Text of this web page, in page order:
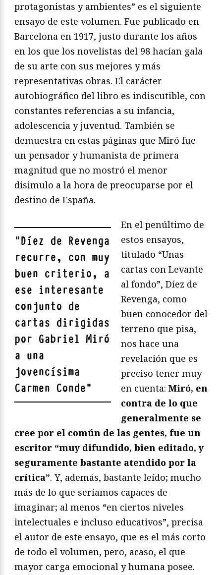
protagonistas y ambientes” es el siguiente
ensayo de este volumen. Fue publicado en
Barcelona en 1917, justo durante los años
en los que los novelistas del 98 hacían gala
de su arte con sus mejores y más
representativas obras. El carácter
autobiográfico del libro es indiscutible, con
constantes referencias a su infancia,
adolescencia y juventud. También se
demuestra en estas páginas que Miró fue
un pensador y humanista de primera
magnitud que no mostró el menor
disimulo a la hora de preocuparse por el
destino de España.
"Díez de Revenga
recurre, con muy
buen criterio, a
ese interesante
conjunto de
cartas dirigidas
por Gabriel Miró
a una
jovencísima
Carmen Conde"
En el penúltimo de
estos ensayos,
titulado “Unas
cartas con Levante
al fondo”, Díez de
Revenga, como
buen conocedor del
terreno que pisa,
nos hace una
revelación que es
preciso tener muy
en cuenta: Miró, en
contra de lo que
generalmente se
cree por el común de las gentes, fue un
escritor “muy difundido, bien editado, y
seguramente bastante atendido por la
crítica”. Y, además, bastante leído; mucho
más de lo que seríamos capaces de
imaginar; al menos “en ciertos niveles
intelectuales e incluso educativos”, precisa
el autor de este ensayo, que es el más corto
de todo el volumen, pero, acaso, el que
mayor carga emocional y humana posee.